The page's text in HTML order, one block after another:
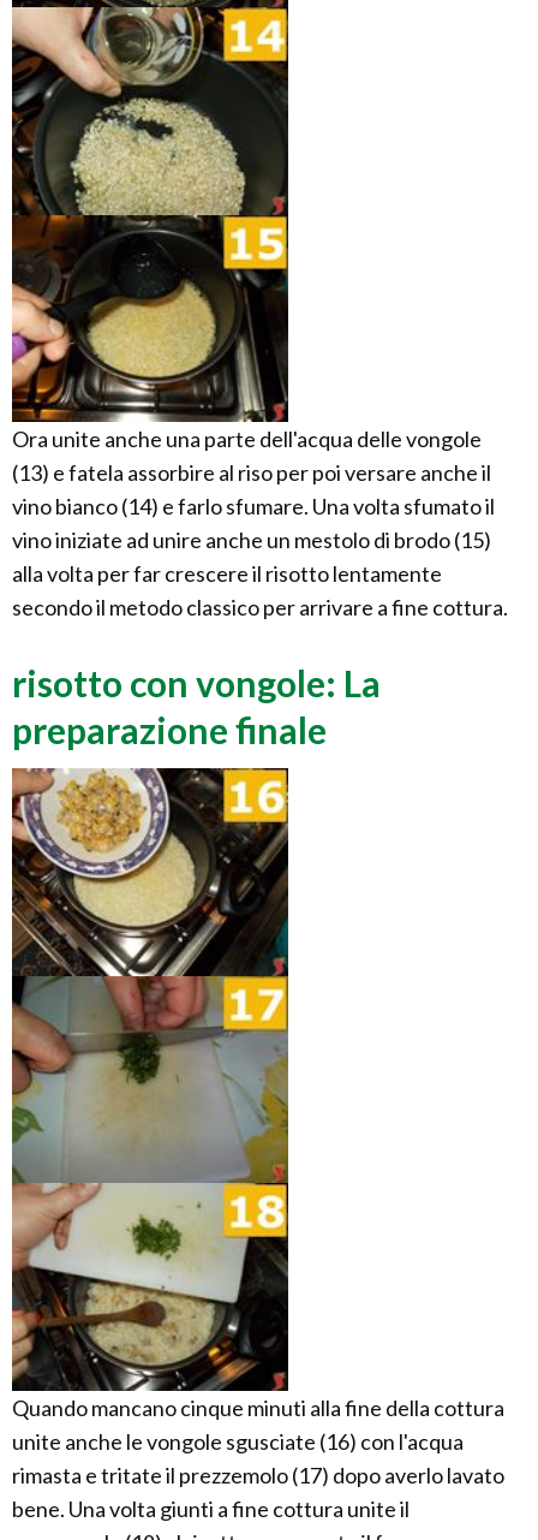
Ora unite anche una parte dell'acqua delle vongole
(13) e fatela assorbire al riso per poi versare anche il
vino bianco (14) e farlo sfumare. Una volta sfumato il
vino iniziate ad unire anche un mestolo di brodo (15)
alla volta per far crescere il risotto lentamente
secondo il metodo classico per arrivare a fine cottura.
risotto con vongole: La
preparazione finale
Quando mancano cinque minuti alla fine della cottura
unite anche le vongole sgusciate (16) con l'acqua
rimasta e tritate il prezzemolo (17) dopo averlo lavato
bene. Una volta giunti a fine cottura unite il